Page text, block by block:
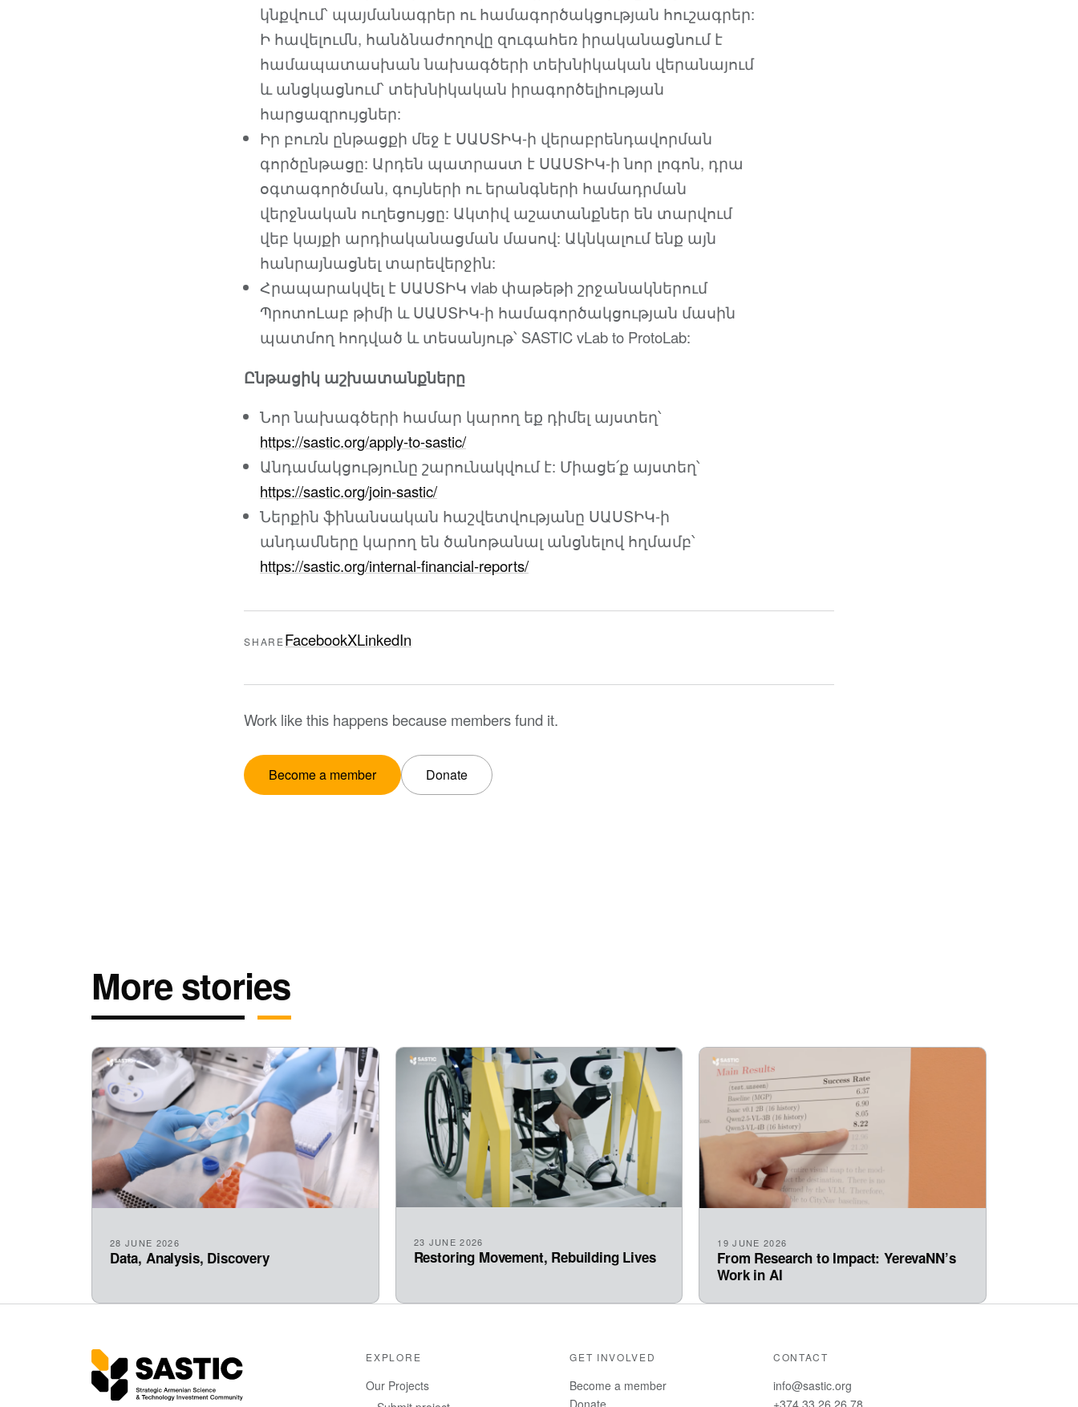
կնքվում՝ պայմանագրեր ու համագործակցության հուշագրեր:
Ի հավելումն, հանձնաժողովը զուգահեռ իրականացնում է
համապատասխան նախագծերի տեխնիկական վերանայում
և անցկացնում՝ տեխնիկական իրագործելիության
հարցազրույցներ:
Իր բուռն ընթացքի մեջ է ՍԱՍՏԻԿ-ի վերաբրենդավորման
գործընթացը: Արդեն պատրաստ է ՍԱՍՏԻԿ-ի նոր լոգոն, դրա
օգտագործման, գույների ու երանգների համադրման
վերջնական ուղեցույցը: Ակտիվ աշատանքներ են տարվում
վեբ կայքի արդիականացման մասով: Ակնկալում ենք այն
հանրայնացնել տարեվերջին:
Հրապարակվել է ՍԱՍՏԻԿ vlab փաթեթի շրջանակներում
ՊրոտոԼաբ թիմի և ՍԱՍՏԻԿ-ի համագործակցության մասին
պատմող հոդված և տեսանյութ՝ SASTIC vLab to ProtoLab:
Ընթացիկ աշխատանքները
Նոր նախագծերի համար կարող եք դիմել այստեղ՝
https://sastic.org/apply-to-sastic/
Անդամակցությունը շարունակվում է: Միացե՛ք այստեղ՝
https://sastic.org/join-sastic/
Ներքին ֆինանսական հաշվետվությանը ՍԱՍՏԻԿ-ի
անդամները կարող են ծանոթանալ անցնելով հղմամբ՝
https://sastic.org/internal-financial-reports/
SHARE FacebookXLinkedIn
Work like this happens because members fund it.
Become a member Donate
More stories
28 JUNE 2026
Data, Analysis, Discovery
23 JUNE 2026
Restoring Movement, Rebuilding Lives
19 JUNE 2026
From Research to Impact: YerevaNN’s
Work in AI
EXPLORE
Our Projects
GET INVOLVED
Become a member
Donate
CONTACT
info@sastic.org
+374 33 26 26 78